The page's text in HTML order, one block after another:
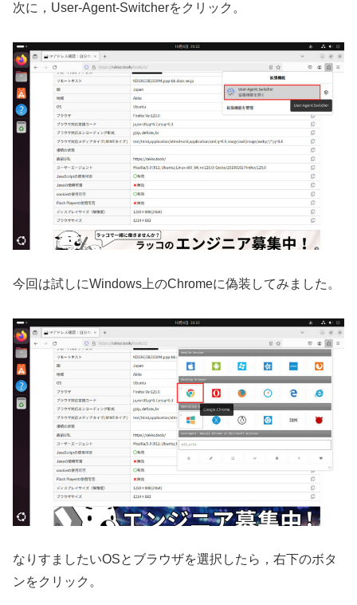
次に，User-Agent-Switcherをクリック。
今回は試しにWindows上のChromeに偽装してみました。
なりすましたいOSとブラウザを選択したら，右下のボタ
ンをクリック。